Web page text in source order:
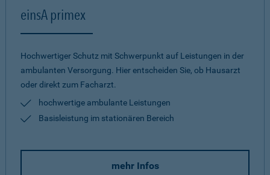
einsA primex
Hochwertiger Schutz mit Schwerpunkt auf Leistungen in der
ambulanten Versorgung. Hier entscheiden Sie, ob Hausarzt
oder direkt zum Facharzt.
hochwertige ambulante Leistungen
Basisleistung im stationären Bereich
mehr Infos